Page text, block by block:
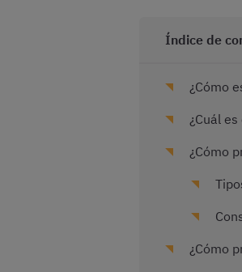
Índice de
¿Cómo
¿Cuál
¿Cómo
¿Cómo